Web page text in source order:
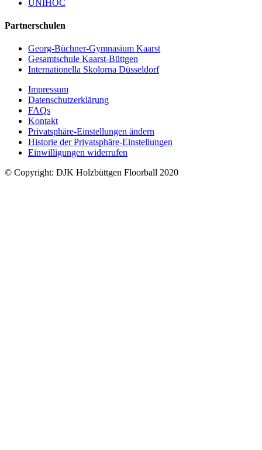
UNIHOC
Partnerschulen
Georg-Büchner-Gymnasium Kaarst
Gesamtschule Kaarst-Büttgen
Internationella Skolorna Düsseldorf
Impressum
Datenschutzerklärung
FAQs
Kontakt
Privatsphäre-Einstellungen ändern
Historie der Privatsphäre-Einstellungen
Einwilligungen widerrufen
© Copyright: DJK Holzbüttgen Floorball 2020